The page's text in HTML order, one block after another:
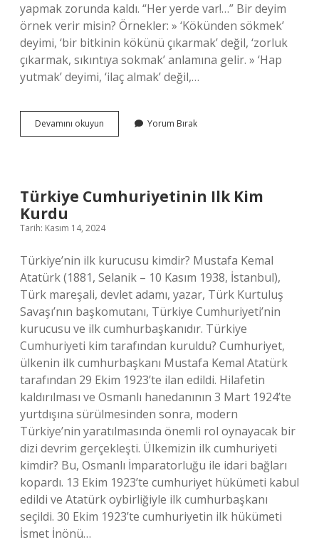
yapmak zorunda kaldı. “Her yerde var!…” Bir deyim
örnek verir misin? Örnekler: » ‘Kökünden sökmek’
deyimi, ‘bir bitkinin kökünü çıkarmak’ değil, ‘zorluk
çıkarmak, sıkıntıya sokmak’ anlamına gelir. » ‘Hap
yutmak’ deyimi, ‘ilaç almak’ değil,…
Devamını okuyun
Başa
Yorum Bırak
Türkiye Cumhuriyetinin Ilk Kim
Kurdu
Tarih: Kasım 14, 2024
Türkiye’nin ilk kurucusu kimdir? Mustafa Kemal
Atatürk (1881, Selanik – 10 Kasım 1938, İstanbul),
Türk mareşali, devlet adamı, yazar, Türk Kurtuluş
Savaşı’nın başkomutanı, Türkiye Cumhuriyeti’nin
kurucusu ve ilk cumhurbaşkanıdır. Türkiye
Cumhuriyeti kim tarafından kuruldu? Cumhuriyet,
ülkenin ilk cumhurbaşkanı Mustafa Kemal Atatürk
tarafından 29 Ekim 1923’te ilan edildi. Hilafetin
kaldırılması ve Osmanlı hanedanının 3 Mart 1924’te
yurtdışına sürülmesinden sonra, modern
Türkiye’nin yaratılmasında önemli rol oynayacak bir
dizi devrim gerçekleşti. Ülkemizin ilk cumhuriyeti
kimdir? Bu, Osmanlı İmparatorluğu ile idari bağları
kopardı. 13 Ekim 1923’te cumhuriyet hükümeti kabul
edildi ve Atatürk oybirliğiyle ilk cumhurbaşkanı
seçildi. 30 Ekim 1923’te cumhuriyetin ilk hükümeti
İsmet İnönü…